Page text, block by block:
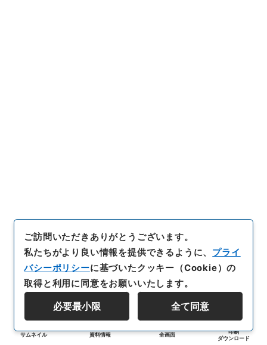
サムネイル 資料情報 全画面
印刷
ダウンロード
ご訪問いただきありがとうございます。
私たちがより良い情報を提供できるように、 プライ
バシーポリシーに基づいたクッキー（Cookie）の
取得と利用に同意をお願いいたします。
必要最小限 全て同意